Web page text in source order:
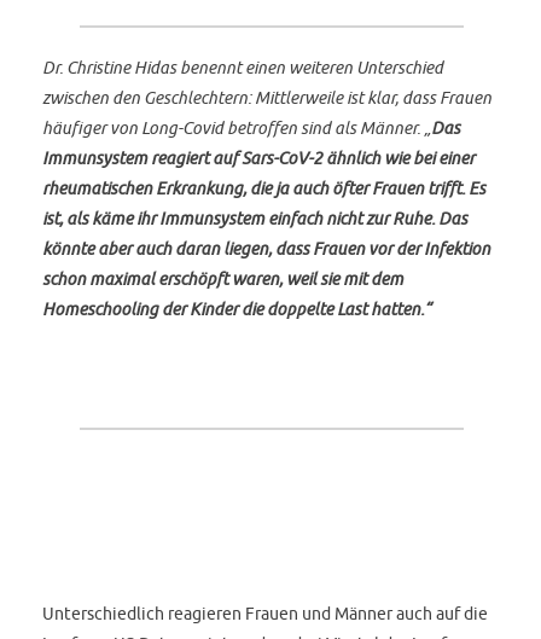
Dr. Christine Hidas benennt einen weiteren Unterschied
zwischen den Geschlechtern: Mittlerweile ist klar, dass Frauen
häufiger von Long-Covid betroffen sind als Männer. „ Das
Immunsystem reagiert auf Sars-CoV-2 ähnlich wie bei einer
rheumatischen Erkrankung, die ja auch öfter Frauen trifft. Es
ist, als käme ihr Immunsystem einfach nicht zur Ruhe. Das
könnte aber auch daran liegen, dass Frauen vor der Infektion
schon maximal erschöpft waren, weil sie mit dem
Homeschooling der Kinder die doppelte Last hatten.“
Unterschiedlich reagieren Frauen und Männer auch auf die